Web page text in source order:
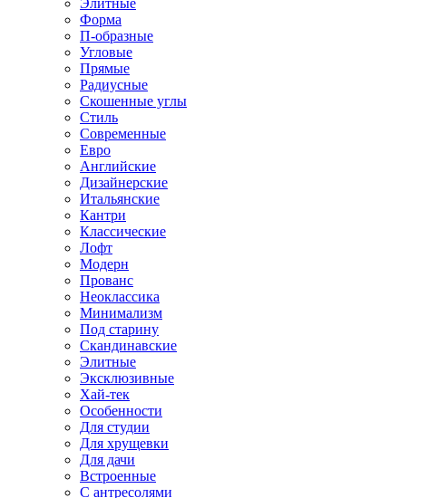
Форма
П-образные
Угловые
Прямые
Радиусные
Скошенные углы
Стиль
Современные
Евро
Английские
Дизайнерские
Итальянские
Кантри
Классические
Лофт
Модерн
Прованс
Неоклассика
Минимализм
Под старину
Скандинавские
Элитные
Эксклюзивные
Хай-тек
Особенности
Для студии
Для хрущевки
Для дачи
Встроенные
С антресолями